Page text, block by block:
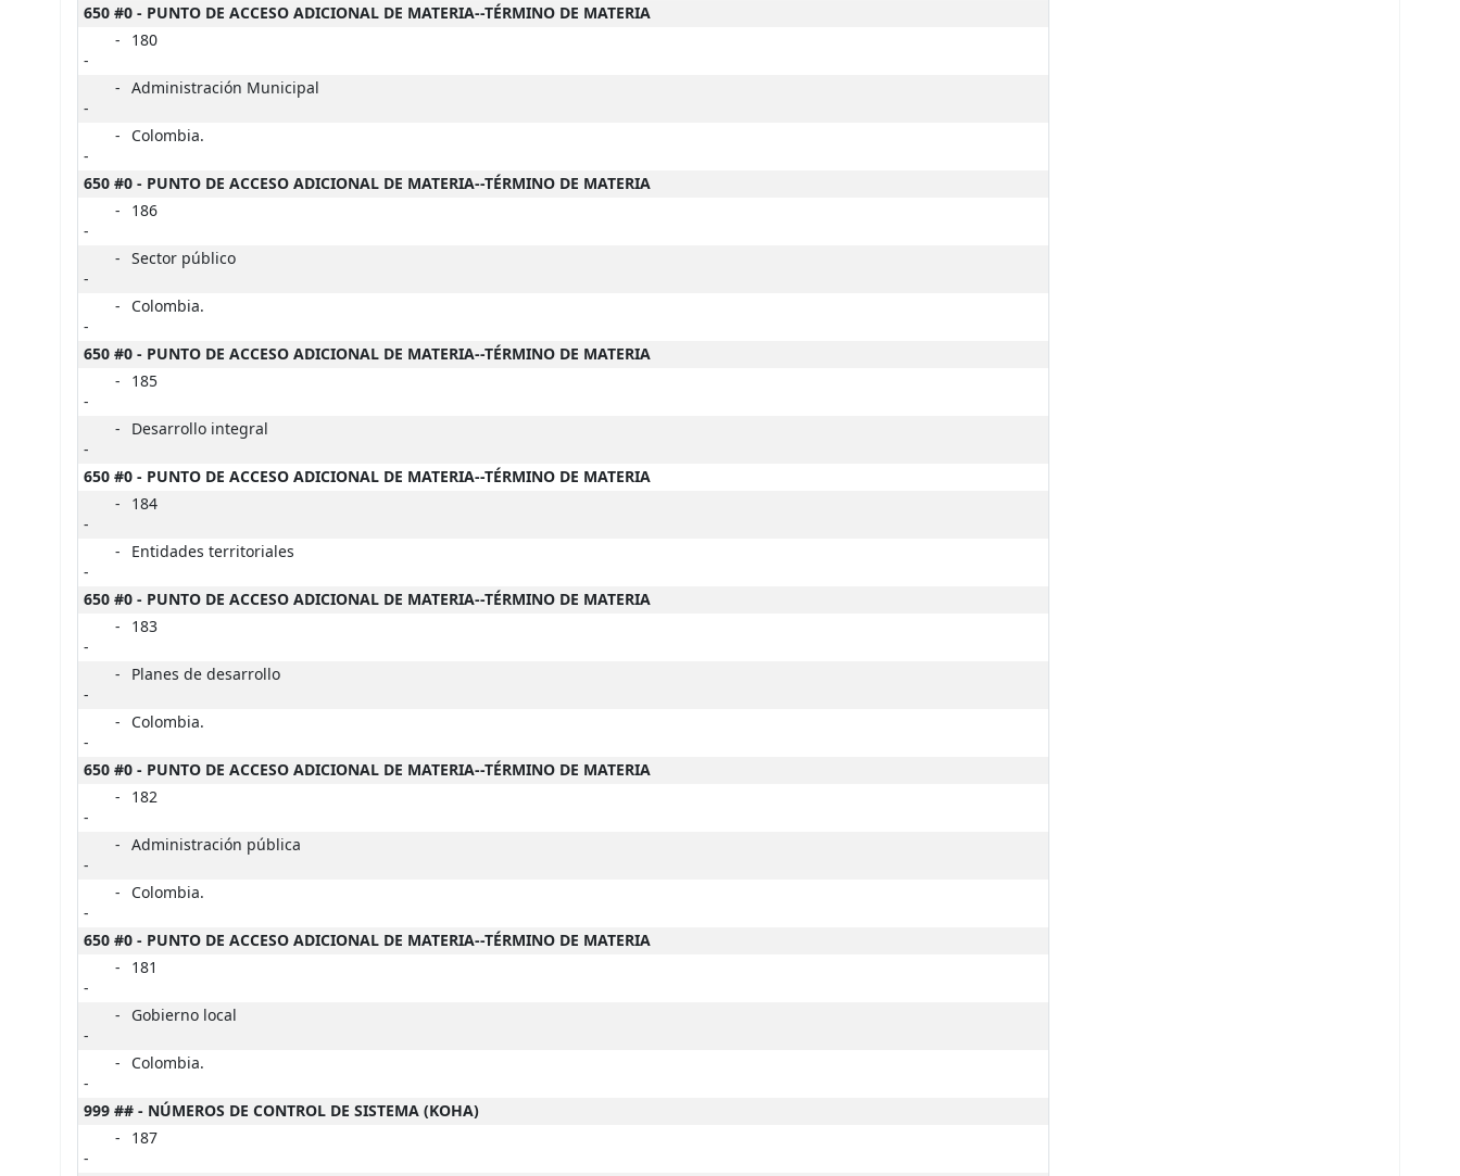
650 #0 - PUNTO DE ACCESO ADICIONAL DE MATERIA--TÉRMINO DE MATERIA
-
-
180
-
-
Administración Municipal
-
-
Colombia.
650 #0 - PUNTO DE ACCESO ADICIONAL DE MATERIA--TÉRMINO DE MATERIA
-
-
186
-
-
Sector público
-
-
Colombia.
650 #0 - PUNTO DE ACCESO ADICIONAL DE MATERIA--TÉRMINO DE MATERIA
-
-
185
-
-
Desarrollo integral
650 #0 - PUNTO DE ACCESO ADICIONAL DE MATERIA--TÉRMINO DE MATERIA
-
-
184
-
-
Entidades territoriales
650 #0 - PUNTO DE ACCESO ADICIONAL DE MATERIA--TÉRMINO DE MATERIA
-
-
183
-
-
Planes de desarrollo
-
-
Colombia.
650 #0 - PUNTO DE ACCESO ADICIONAL DE MATERIA--TÉRMINO DE MATERIA
-
-
182
-
-
Administración pública
-
-
Colombia.
650 #0 - PUNTO DE ACCESO ADICIONAL DE MATERIA--TÉRMINO DE MATERIA
-
-
181
-
-
Gobierno local
-
-
Colombia.
999 ## - NÚMEROS DE CONTROL DE SISTEMA (KOHA)
-
-
187